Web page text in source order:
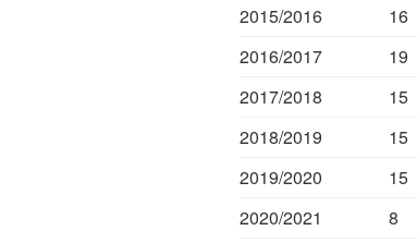
2015/2016
16
2016/2017
19
2017/2018
15
2018/2019
15
2019/2020
15
2020/2021
8